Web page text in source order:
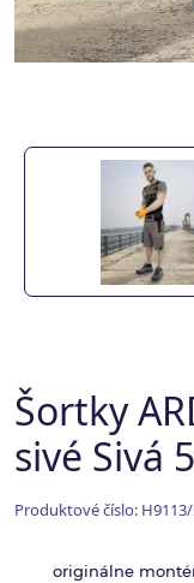
Šortky
sivé Sivá
Produktové číslo:
originálne